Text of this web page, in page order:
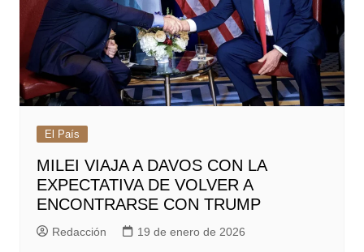
El País
MILEI VIAJA A DAVOS CON LA
EXPECTATIVA DE VOLVER A
ENCONTRARSE CON TRUMP
Redacción 19 de enero de 2026